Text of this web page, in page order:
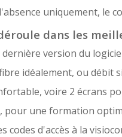
uniquement, le
dans les
version du
idéalement, ou débit
voire 2 écrans
pour une formation
codes d'accès à la